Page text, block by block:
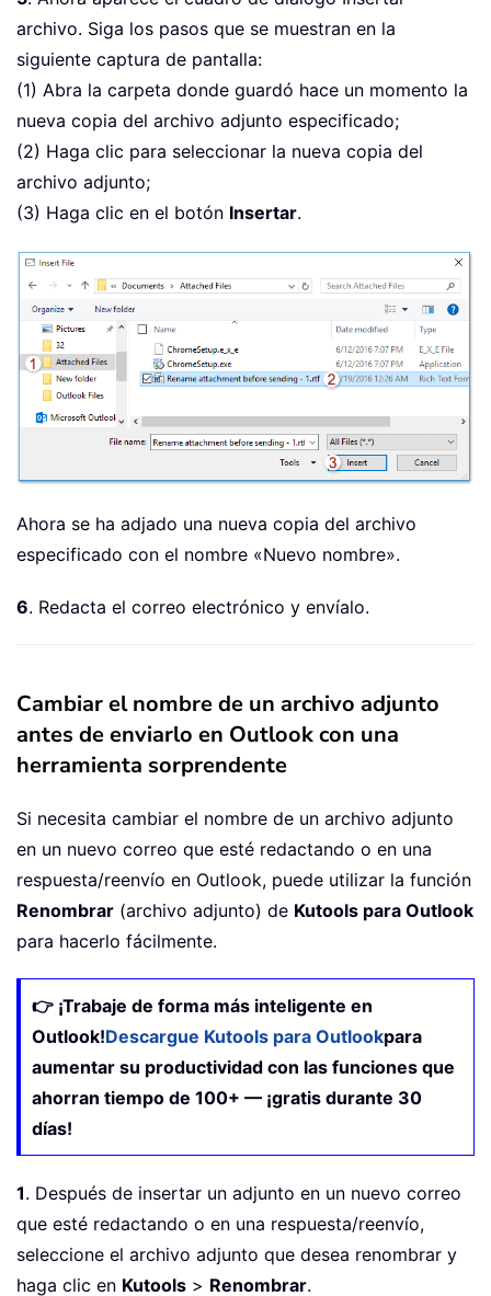
archivo. Siga los pasos que se muestran en la
siguiente captura de pantalla:
(1) Abra la carpeta donde guardó hace un momento la
nueva copia del archivo adjunto especificado;
(2) Haga clic para seleccionar la nueva copia del
archivo adjunto;
(3) Haga clic en el botón Insertar.
Ahora se ha adjado una nueva copia del archivo
especificado con el nombre «Nuevo nombre».
6. Redacta el correo electrónico y envíalo.
Cambiar el nombre de un archivo adjunto
antes de enviarlo en Outlook con una
herramienta sorprendente
Si necesita cambiar el nombre de un archivo adjunto
en un nuevo correo que esté redactando o en una
respuesta/reenvío en Outlook, puede utilizar la función
Renombrar (archivo adjunto) de Kutools para Outlook
para hacerlo fácilmente.
👉 ¡Trabaje de forma más inteligente en
Outlook!Descargue Kutools para Outlookpara
aumentar su productividad con las funciones que
ahorran tiempo de 100+ — ¡gratis durante 30
días!
1. Después de insertar un adjunto en un nuevo correo
que esté redactando o en una respuesta/reenvío,
seleccione el archivo adjunto que desea renombrar y
haga clic en Kutools > Renombrar.